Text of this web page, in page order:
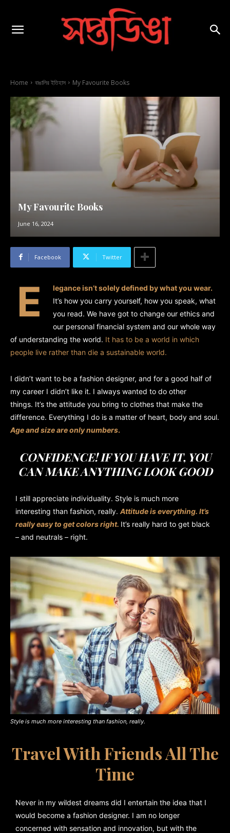
Home বাঙালির ইতিহাস My Favourite Books
My Favourite Books
June 16, 2024
Facebook Twitter
E
legance isn’t solely defined by what you wear.
It’s how you carry yourself, how you speak, what
you read. We have got to change our ethics and
our personal financial system and our whole way
of understanding the world. It has to be a world in which
people live rather than die a sustainable world.
I didn’t want to be a fashion designer, and for a good half of
my career I didn’t like it. I always wanted to do other
things. It’s the attitude you bring to clothes that make the
difference. Everything I do is a matter of heart, body and soul.
Age and size are only numbers.
CONFIDENCE! IF YOU HAVE IT, YOU
CAN MAKE ANYTHING LOOK GOOD
I still appreciate individuality. Style is much more
interesting than fashion, really. Attitude is everything. It’s
really easy to get colors right. It’s really hard to get black
– and neutrals – right.
Style is much more interesting than fashion, really.
Travel With Friends All The
Time
Never in my wildest dreams did I entertain the idea that I
would become a fashion designer. I am no longer
concerned with sensation and innovation, but with the